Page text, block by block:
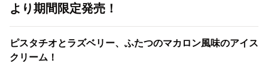
より期間限定発売！
ピスタチオとラズベリー、ふたつのマカロン風味のアイス
クリーム！